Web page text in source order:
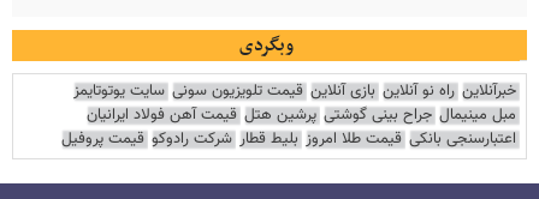
وبگردی
خبرآنلاین راه نو آنلاین بازی آنلاین قیمت تلویزیون سونی سایت یوتوتایمز
مبل مینیمال جراح بینی گوشتی پرشین هتل قیمت آهن فولاد ایرانیان
اعتبارسنجی بانکی قیمت طلا امروز بلیط قطار شرکت رادوکو قیمت پروفیل